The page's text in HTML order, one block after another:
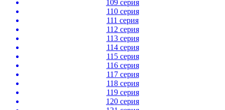
109 серия
110 серия
111 серия
112 серия
113 серия
114 серия
115 серия
116 серия
117 серия
118 серия
119 серия
120 серия